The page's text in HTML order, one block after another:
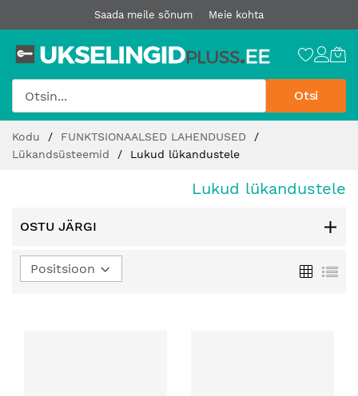
Saada meile sõnum Meie kohta
Otsi
sisu
juurde
Kodu
FUNKTSIONAALSED LAHENDUSED
Lükandsüsteemid
Lukud lükandustele
Lukud lükandustele
OSTU JÄRGI